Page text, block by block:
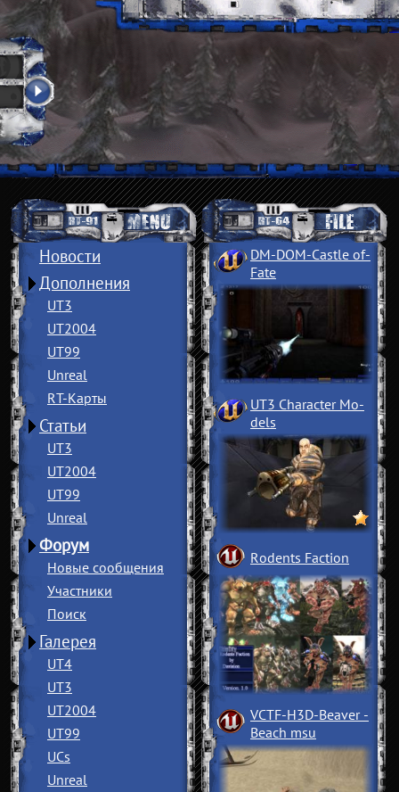
Новости
Дополнения
UT3
UT2004
UT99
Unreal
RT-Карты
Статьи
UT3
UT2004
UT99
Unreal
Форум
Новые сообщения
Участники
Поиск
Галерея
UT4
UT3
UT2004
UT99
UCs
Unreal
DM-DOM-Castle of­
Fate
UT3 Character Mo­
dels
Rodents Faction
VCTF-H3D-Beaver ­
Beach msu